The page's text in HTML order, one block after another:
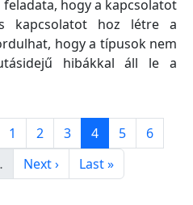
hogy a kapcsolatot
kapcsolatot hoz létre a
hogy a típusok nem
hibákkal áll le a
Page
1 Page
2 Page
3 Page
4 Page
5 Page
6
Next page
Next › Last page
Last »